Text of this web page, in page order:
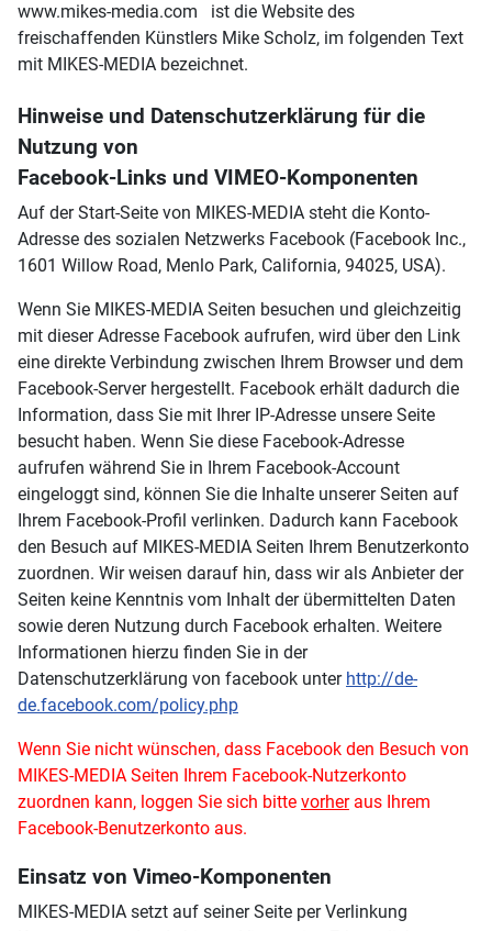
www.mikes-media.com ist die Website des
freischaffenden Künstlers Mike Scholz, im folgenden Text
mit MIKES-MEDIA bezeichnet.
Hinweise und Datenschutzerklärung für die
Nutzung von
Facebook-Links und VIMEO-Komponenten
Auf der Start-Seite von MIKES-MEDIA steht die Konto-
Adresse des sozialen Netzwerks Facebook (Facebook Inc.,
1601 Willow Road, Menlo Park, California, 94025, USA).
Wenn Sie MIKES-MEDIA Seiten besuchen und gleichzeitig
mit dieser Adresse Facebook aufrufen, wird über den Link
eine direkte Verbindung zwischen Ihrem Browser und dem
Facebook-Server hergestellt. Facebook erhält dadurch die
Information, dass Sie mit Ihrer IP-Adresse unsere Seite
besucht haben. Wenn Sie diese Facebook-Adresse
aufrufen während Sie in Ihrem Facebook-Account
eingeloggt sind, können Sie die Inhalte unserer Seiten auf
Ihrem Facebook-Profil verlinken. Dadurch kann Facebook
den Besuch auf MIKES-MEDIA Seiten Ihrem Benutzerkonto
zuordnen. Wir weisen darauf hin, dass wir als Anbieter der
Seiten keine Kenntnis vom Inhalt der übermittelten Daten
sowie deren Nutzung durch Facebook erhalten. Weitere
Informationen hierzu finden Sie in der
Datenschutzerklärung von facebook unter http://de-
de.facebook.com/policy.php
Wenn Sie nicht wünschen, dass Facebook den Besuch von
MIKES-MEDIA Seiten Ihrem Facebook-Nutzerkonto
zuordnen kann, loggen Sie sich bitte vorheraus Ihrem
Facebook-Benutzerkonto aus.
Einsatz von Vimeo-Komponenten
MIKES-MEDIA setzt auf seiner Seite per Verlinkung